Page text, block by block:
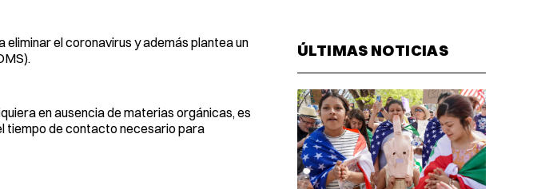
el coronavirus y además plantea un
en ausencia de materias orgánicas, es
tiempo de contacto necesario para
ÚLTIMAS NOTICIAS